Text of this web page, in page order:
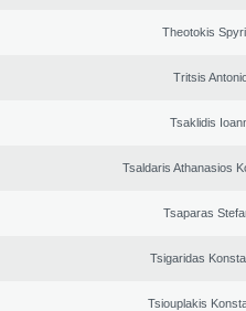
Theotokis
Tritsis
Tsaklidis
Tsaldaris Athanasios
Tsaparas
Tsigaridas
Tsiouplakis